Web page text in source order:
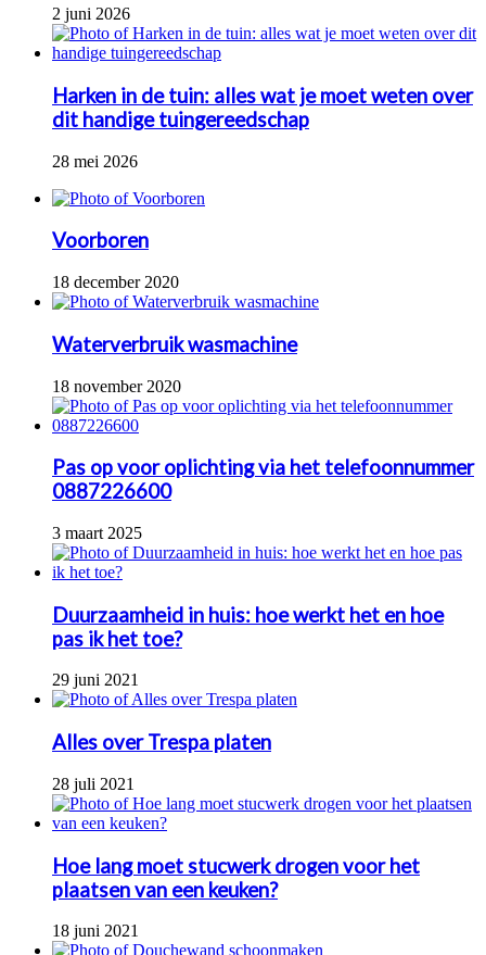
2 juni 2026
Harken in de tuin: alles wat je moet weten over
dit handige tuingereedschap
28 mei 2026
Voorboren
18 december 2020
Waterverbruik wasmachine
18 november 2020
Pas op voor oplichting via het telefoonnummer
0887226600
3 maart 2025
Duurzaamheid in huis: hoe werkt het en hoe
pas ik het toe?
29 juni 2021
Alles over Trespa platen
28 juli 2021
Hoe lang moet stucwerk drogen voor het
plaatsen van een keuken?
18 juni 2021